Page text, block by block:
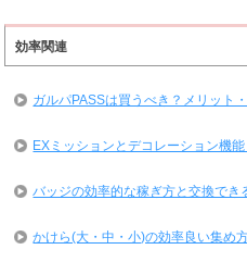
効率関連
ガルパPASSは買うべき？メリット
EXミッションとデコレーション機
バッジの効率的な稼ぎ方と交換でき
かけら(大・中・小)の効率良い集め